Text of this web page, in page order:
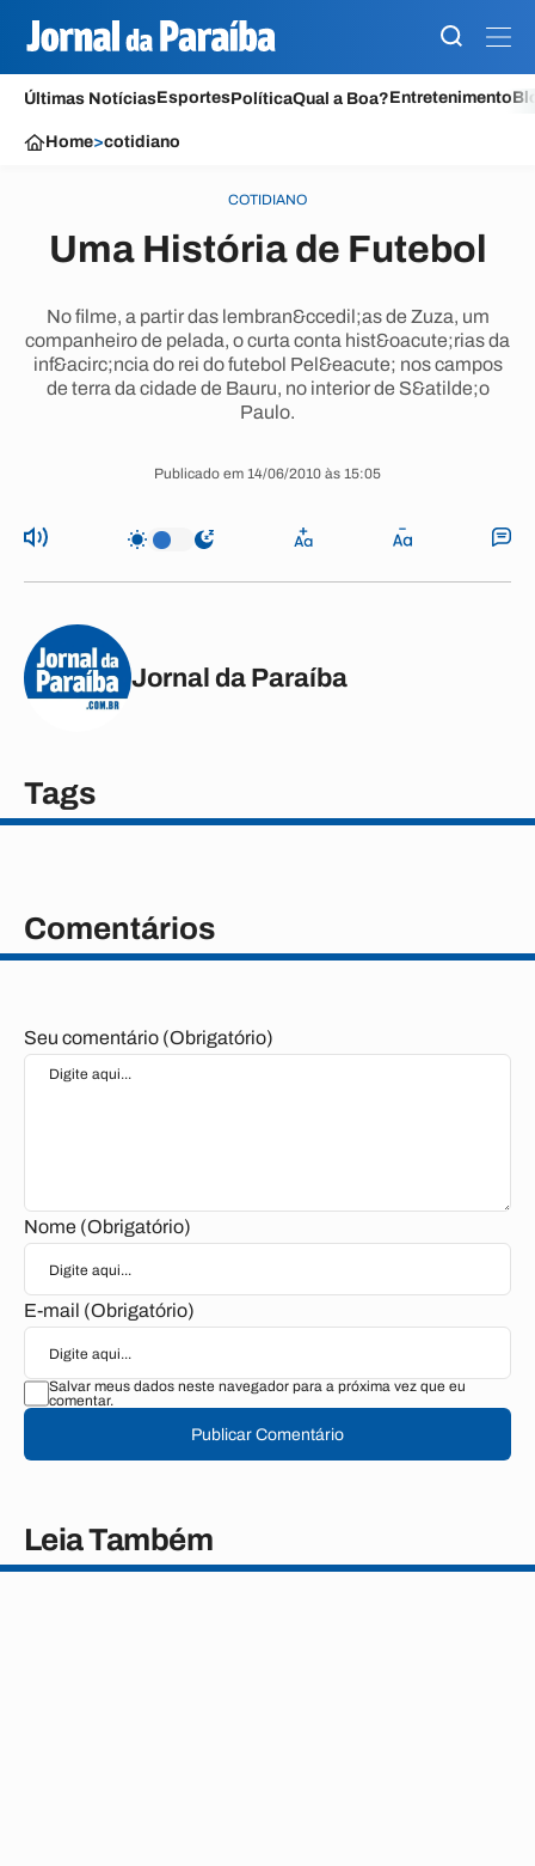
Últimas NotíciasEsportesPolíticaQual a Boa?Entretenimento
Home>cotidiano
COTIDIANO
Uma História de Futebol
No filme, a partir das lembran&ccedil;as de Zuza, um
companheiro de pelada, o curta conta hist&oacute;rias da
inf&acirc;ncia do rei do futebol Pel&eacute; nos campos
de terra da cidade de Bauru, no interior de S&atilde;o
Paulo.
Publicado em 14/06/2010 às 15:05
Jornal da Paraíba
Tags
Comentários
Seu comentário (Obrigatório)
Nome (Obrigatório)
E-mail (Obrigatório)
Salvar meus dados neste navegador para a próxima vez que eu
comentar.
Publicar Comentário
Leia Também